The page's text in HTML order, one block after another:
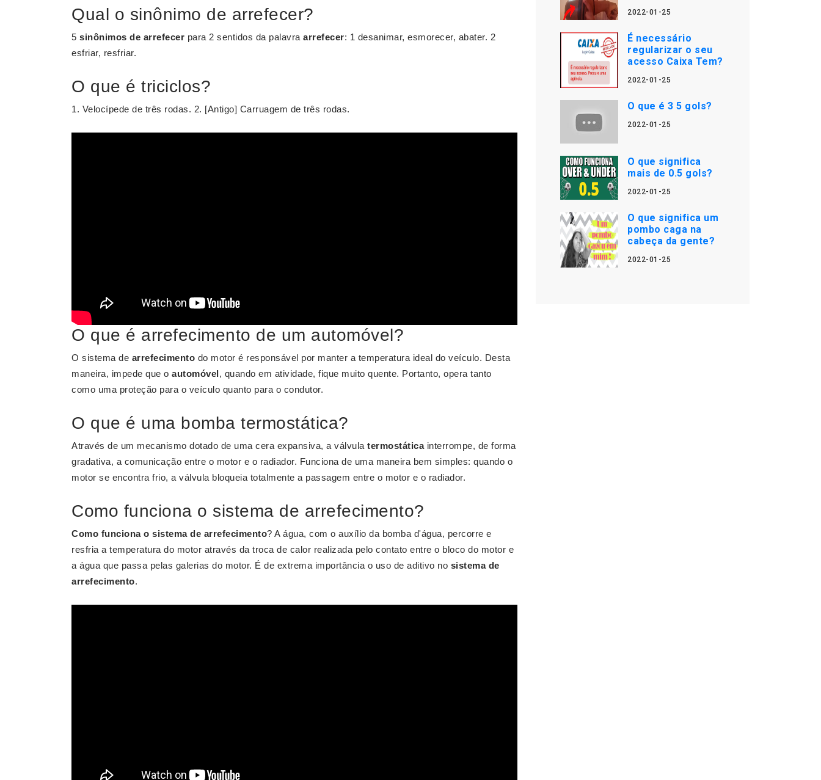
Qual o sinônimo de arrefecer?
5 sinônimos de arrefecer para 2 sentidos da palavra arrefecer: 1 desanimar, esmorecer, abater. 2
esfriar, resfriar.
O que é triciclos?
1. Velocípede de três rodas. 2. [Antigo] Carruagem de três rodas.
O que é arrefecimento de um automóvel?
O sistema de arrefecimento do motor é responsável por manter a temperatura ideal do veículo. Desta
maneira, impede que o automóvel, quando em atividade, fique muito quente. Portanto, opera tanto
como uma proteção para o veículo quanto para o condutor.
O que é uma bomba termostática?
Através de um mecanismo dotado de uma cera expansiva, a válvula termostáticainterrompe, de forma
gradativa, a comunicação entre o motor e o radiador. Funciona de uma maneira bem simples: quando o
motor se encontra frio, a válvula bloqueia totalmente a passagem entre o motor e o radiador.
Como funciona o sistema de arrefecimento?
Como funciona o sistema de arrefecimento? A água, com o auxílio da bomba d'água, percorre e
resfria a temperatura do motor através da troca de calor realizada pelo contato entre o bloco do motor e
a água que passa pelas galerias do motor. É de extrema importância o uso de aditivo no sistema de
arrefecimento.
2022-01-25
É necessário
regularizar o seu
acesso Caixa Tem?
2022-01-25
O que é 3 5 gols?
2022-01-25
O que significa
mais de 0.5 gols?
2022-01-25
O que significa um
pombo caga na
cabeça da gente?
2022-01-25